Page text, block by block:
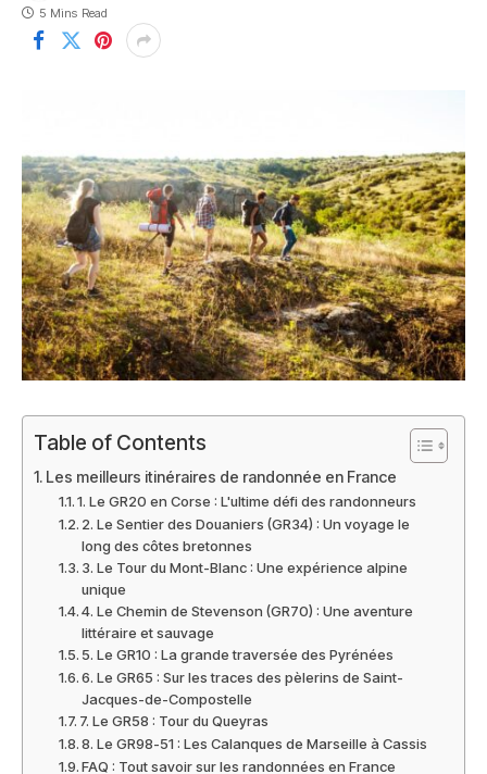
5 Mins Read
Table of Contents
Les meilleurs itinéraires de randonnée en France
1. Le GR20 en Corse : L'ultime défi des randonneurs
2. Le Sentier des Douaniers (GR34) : Un voyage le
long des côtes bretonnes
3. Le Tour du Mont-Blanc : Une expérience alpine
unique
4. Le Chemin de Stevenson (GR70) : Une aventure
littéraire et sauvage
5. Le GR10 : La grande traversée des Pyrénées
6. Le GR65 : Sur les traces des pèlerins de Saint-
Jacques-de-Compostelle
7. Le GR58 : Tour du Queyras
8. Le GR98-51 : Les Calanques de Marseille à Cassis
FAQ : Tout savoir sur les randonnées en France